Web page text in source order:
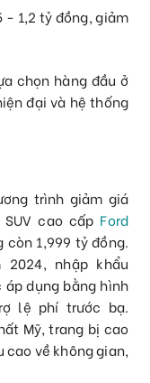
- 1,2 tỷ đồng, giảm
chọn hàng đầu ở
đại và hệ thống
trình giảm giá
cao cấp Ford
còn 1,999 tỷ đồng.
nhập khẩu
dụng bằng hình
lệ phí trước bạ.
Mỹ, trang bị cao
cao về không gian,